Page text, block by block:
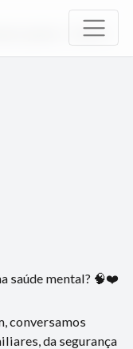
juntos - Parte 1
saúde mental? 🧠❤️
conversamos
da segurança